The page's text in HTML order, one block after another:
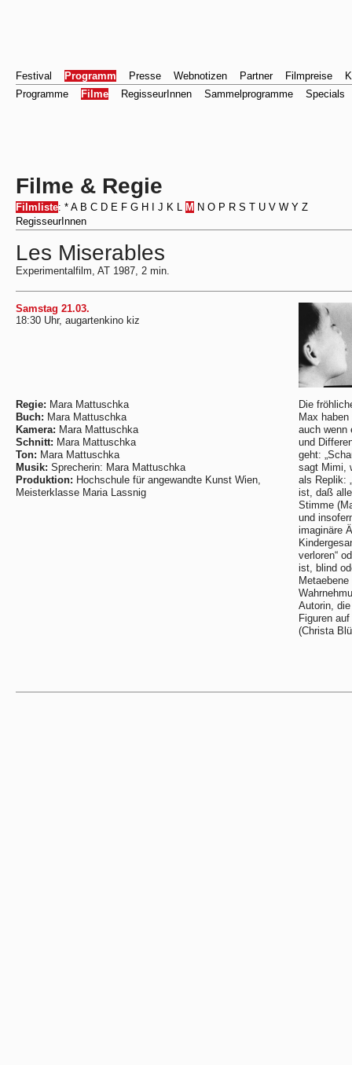
Festival Programm Presse Webnotizen Partner Filmpreise
Programme
Filme RegisseurInnen Sammelprogramme Specials
Filme & Regie
Filmliste: * A B C D E F G H J K L M N O P R S T U V W Y Z
RegisseurInnen
Les Miserables
Experimentalfilm, AT 1987, 2 min.
Samstag 21.03.
18:30 Uhr, augartenkino kiz
Regie: Mara Mattuschka
Buch: Mara Mattuschka
Kamera: Mara Mattuschka
Schnitt: Mara Mattuschka
Ton: Mara Mattuschka
Musik: Sprecherin: Mara Mattuschka
Produktion: Hochschule für angewandte Kunst Wien,
Meisterklasse Maria Lassnig
Die
Max
auch wenn
und
geht:
sagt Mimi,
als Replik:
ist, daß
Stimme
und
imaginäre
verloren“
ist, blind
Autorin,
Figuren
(Christa